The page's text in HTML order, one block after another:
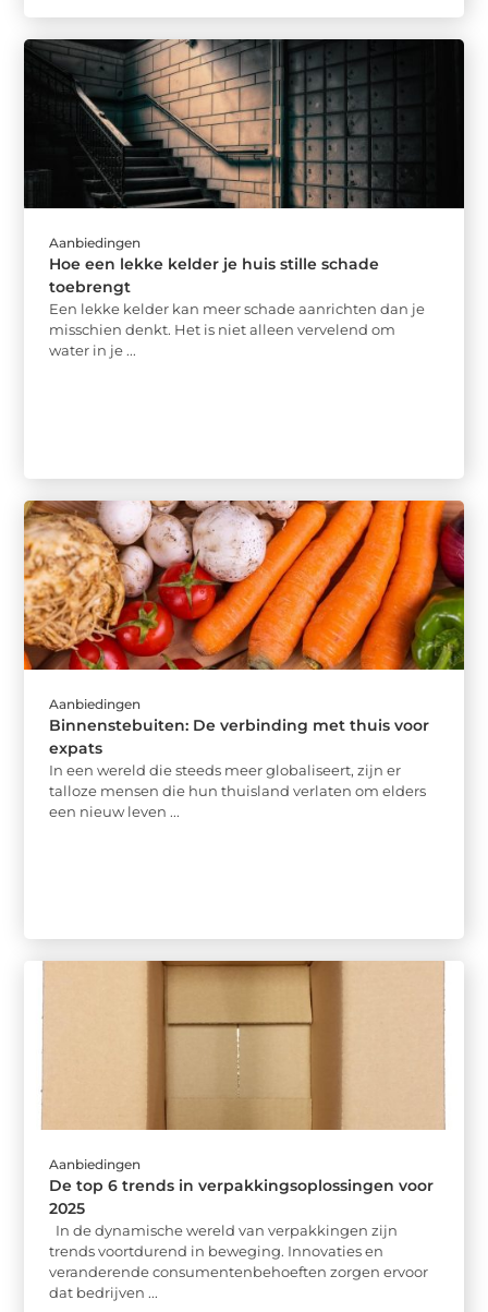
Aanbiedingen
Hoe een lekke kelder je huis stille schade
toebrengt
Een lekke kelder kan meer schade aanrichten dan je
misschien denkt. Het is niet alleen vervelend om
water in je ...
Aanbiedingen
Binnenstebuiten: De verbinding met thuis voor
expats
In een wereld die steeds meer globaliseert, zijn er
talloze mensen die hun thuisland verlaten om elders
een nieuw leven ...
Aanbiedingen
De top 6 trends in verpakkingsoplossingen voor
2025
In de dynamische wereld van verpakkingen zijn
trends voortdurend in beweging. Innovaties en
veranderende consumentenbehoeften zorgen ervoor
dat bedrijven ...